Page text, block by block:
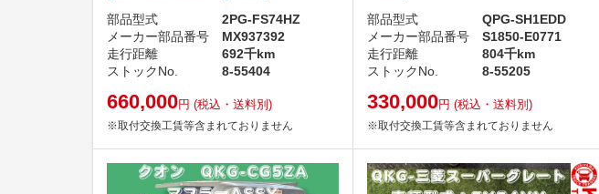
部品型式
2PG-FS74HZ
メーカー部品番号
MX937392
走行距離
692千km
ストックNo.
8-55404
660,000円 (税込・送料別)
※取付交換工賃等含まれておりません
部品型式
QPG-SH1EDD
メーカー部品番号
S1850-E0771
走行距離
804千km
ストックNo.
8-55205
330,000円 (税込・送料別)
※取付交換工賃等含まれておりません